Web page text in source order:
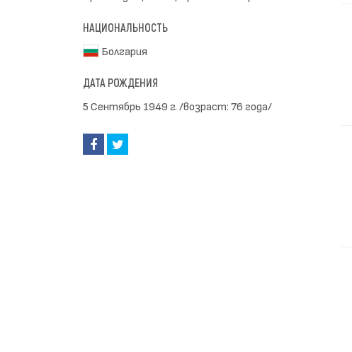
НАЦИОНАЛЬНОСТЬ
Болгария
ДАТА РОЖДЕНИЯ
5 Сентябрь 1949 г. /возраст: 76 года/